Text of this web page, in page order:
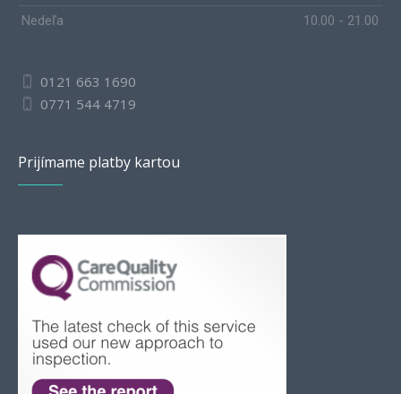
Nedeľa
10.00 - 21.00
0121 663 1690
0771 544 4719
Prijímame platby kartou
Romanian